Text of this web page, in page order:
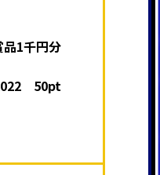
品1千円分
50pt